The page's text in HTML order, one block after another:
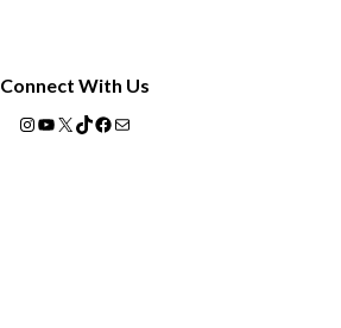
Connect With Us
Instagram
YouTube
X TikTok
Facebook
Mail